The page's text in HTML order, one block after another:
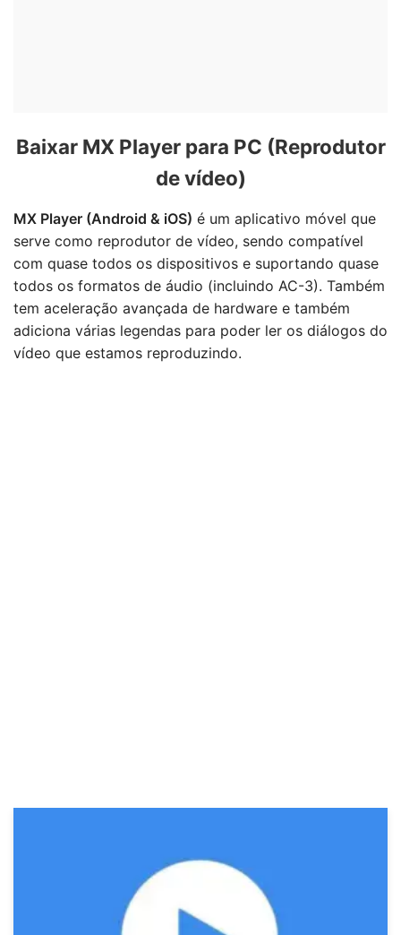
Baixar MX Player para PC (Reprodutor
de vídeo)
MX Player (Android & iOS) é um aplicativo móvel que
serve como reprodutor de vídeo, sendo compatível
com quase todos os dispositivos e suportando quase
todos os formatos de áudio (incluindo AC-3). Também
tem aceleração avançada de hardware e também
adiciona várias legendas para poder ler os diálogos do
vídeo que estamos reproduzindo.